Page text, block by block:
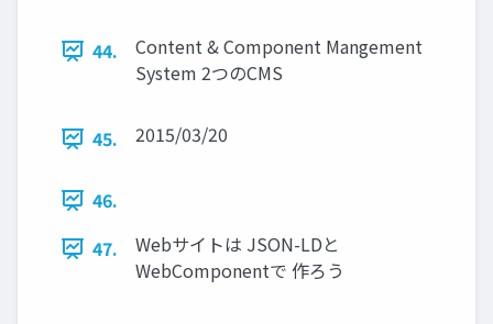
44.
Content & Component Mangement
System 2つのCMS
45. 2015/03/20
46.
47.
Webサイトは JSON-LDと
WebComponentで 作ろう